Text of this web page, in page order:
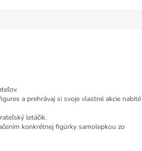
a prehrávaj si svoje vlastné akcie nabité
letáčik.
konkrétnej figúrky samolepkou zo